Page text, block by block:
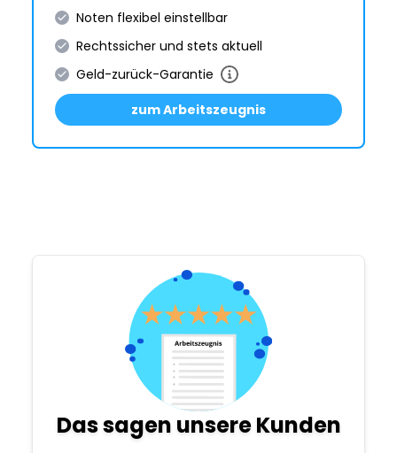
Noten flexibel einstellbar
Rechtssicher und stets aktuell
Geld-zurück-Garantie
zum Arbeitszeugnis
Das sagen unsere Kunden